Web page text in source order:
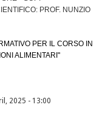
PROF. NUNZIO
PER IL CORSO IN
ALIMENTARI"
2025 - 13:00